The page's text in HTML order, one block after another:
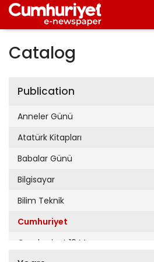
Catalog
Publication
Anneler Günü
Atatürk Kitapları
Babalar Günü
Bilgisayar
Bilim Teknik
Cumhuriyet
Cumhuriyet 19 Mayıs